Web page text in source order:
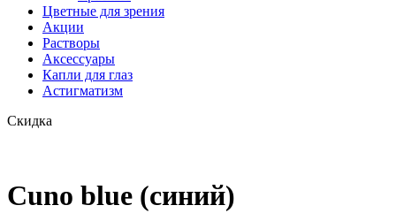
Цветные для зрения
Акции
Растворы
Аксессуары
Капли для глаз
Астигматизм
Скидка
Cuno blue (синий)